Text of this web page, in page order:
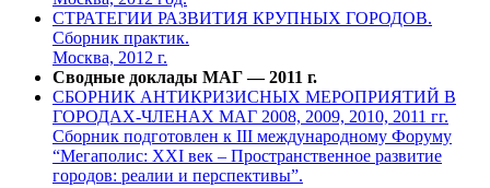
СТРАТЕГИИ РАЗВИТИЯ КРУПНЫХ ГОРОДОВ.
Сборник практик.
Москва, 2012 г.
Сводные доклады МАГ — 2011 г.
СБОРНИК АНТИКРИЗИСНЫХ МЕРОПРИЯТИЙ В
ГОРОДАХ-ЧЛЕНАХ МАГ 2008, 2009, 2010, 2011 гг.
Сборник подготовлен к III международному Форуму
“Мегаполис: XXI век – Пространственное развитие
городов: реалии и перспективы”.